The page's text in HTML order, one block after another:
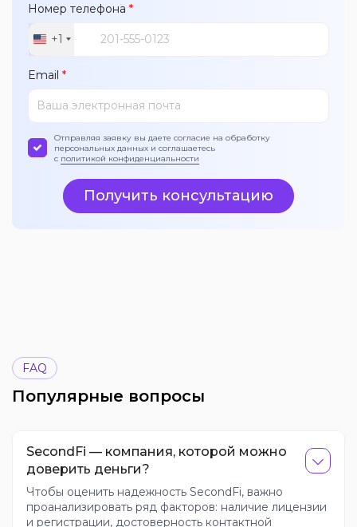
Номер телефона *
United
+1
+1
Email *
Отправляя заявку вы даете согласие на обработку
персональных данных и соглашаетесь
с политикой конфиденциальности
Получить консультацию
FAQ
Популярные вопросы
SecondFi — компания, которой можно
доверить деньги?
Чтобы оценить надежность SecondFi, важно
проанализировать ряд факторов: наличие лицензии
и регистрации, достоверность контактной